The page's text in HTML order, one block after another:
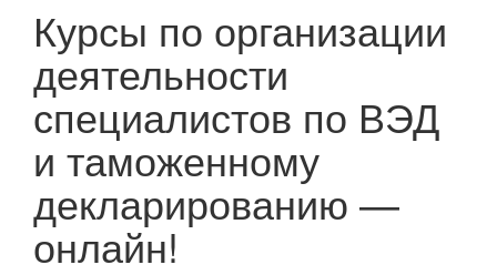
Курсы по организации
деятельности
специалистов по ВЭД
и таможенному
декларированию —
онлайн!